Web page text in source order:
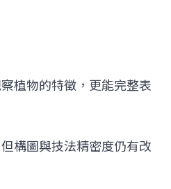
植物的特徵，更能完整表
構圖與技法精密度仍有改